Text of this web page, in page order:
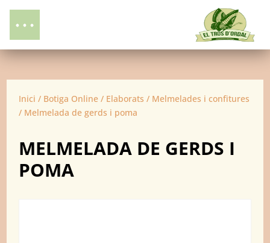
Inici / Botiga Online / Elaborats / Melmelades i confitures
/ Melmelada de gerds i poma
MELMELADA DE GERDS I
POMA